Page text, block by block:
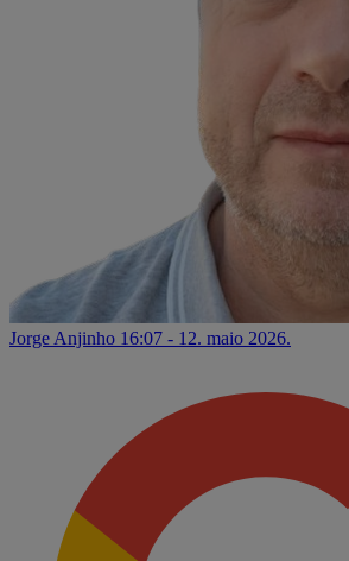
Jorge Anjinho 16:07 - 12. maio 2026.